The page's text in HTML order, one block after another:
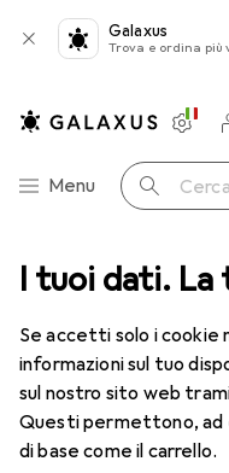
I tuoi dati. La
Se accetti solo i cookie
informazioni sul tuo
sul nostro sito web
Questi permettono, ad
di base come il carrello.
Galaxus
Trova e ordina più
Categoria Navigazione
Menu Cerca
Conto
Liste
Liste
Carrello
Lenti a contatto Air
Air Optix più
EUR
47,29 EUR
7,88/1pz.